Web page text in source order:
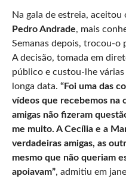
Na gala de estreia,
Pedro Andrade, mais
Semanas depois, trocou-o
A decisão, tomada em
público e custou-lhe
longa data. “Foi uma das
vídeos que recebemos na
amigas não fizeram
me muito. A Cecília e a
verdadeiras amigas, as
mesmo que não queriam
apoiavam”, admitiu em